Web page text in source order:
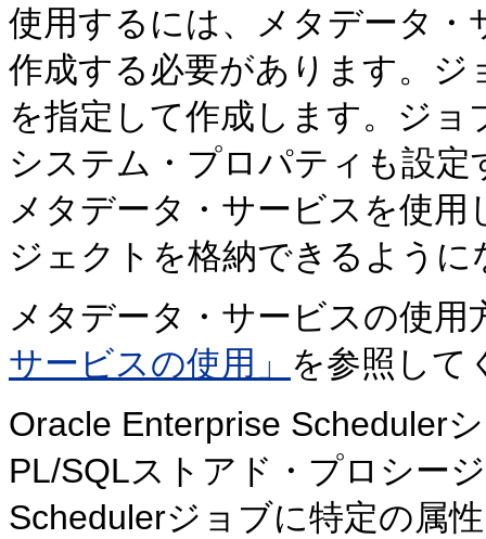
使用するには、メタデータ
作成する必要があります。
を指定して作成します。ジ
システム・プロパティも設
メタデータ・サービスを使
ジェクトを格納できるように
メタデータ・サービスの使用
サービスの使用」 を参照して
Oracle Enterprise Scheduler
PL/SQLストアド・プロシー
Schedulerジョブに特定の属